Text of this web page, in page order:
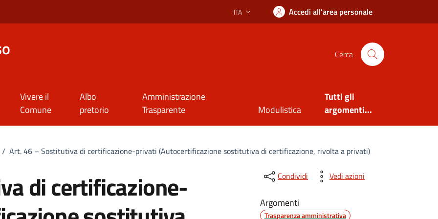
Lingua attiva:
ITA Accedi all'area personale
Cerca
Vivere il
Comune
Albo
pretorio
Amministrazione
Trasparente
Modulistica
Tutti gli
argomenti...
/ Art. 46 – Sostitutiva di certificazione-privati (Autocertificazione sostitutiva di certificazione, rivolta a privati)
di certificazione-
Condividi Vedi azioni
Argomenti
Trasparenza amministrativa